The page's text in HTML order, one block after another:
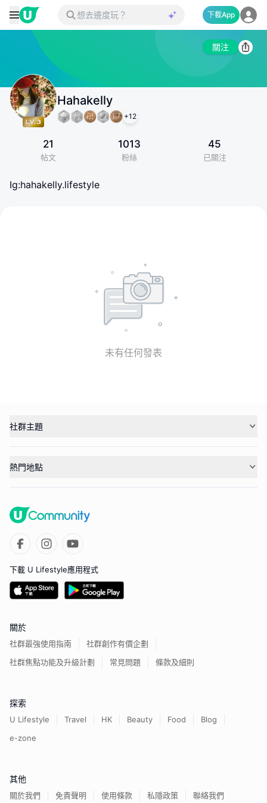
下載App
關注
Hahakelly
+12
21
帖文
1013
粉絲
45
已關注
Ig:hahakelly.lifestyle
未有任何發表
社群主題
熱門地點
下載 U Lifestyle應用程式
關於
社群最強使用指南
社群創作有價企劃
社群焦點功能及升級計劃
常見問題 條款及細則
探索
U Lifestyle Travel HK Beauty Food
Blog
e-zone
其他
關於我們 免責聲明 使用條款 私隱政策 聯絡我們